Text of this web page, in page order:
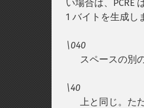
い場合は、PCRE
1 バイトを生成し
\040
スペースの別
\40
上と同じ。た